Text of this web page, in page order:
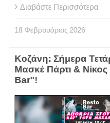
Διαβάστε Περισσότερα
18 Φεβρουάριος 2026
Κοζάνη: Σήμερα
Μασκέ Πάρτι &
Bar"!